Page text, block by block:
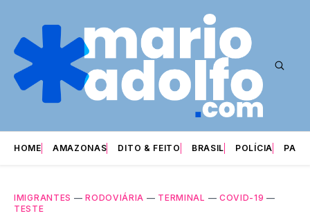
HOME AMAZONAS DITO & FEITO BRASIL POLÍCIA
IMIGRANTES —RODOVIÁRIA — TERMINAL — COVID-19 —
TESTE